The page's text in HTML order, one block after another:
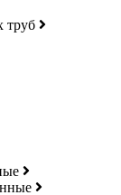
труб